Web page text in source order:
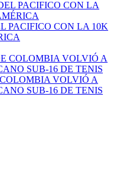
PACIFICO CON LA 10K
VOLVIÓ A
SUB-16 DE TENIS